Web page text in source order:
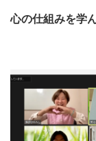
心の仕組みを学